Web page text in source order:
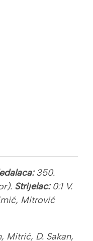
350.
Strijelac:0:1 V.
Mitrović
Mitrić, D. Sakan,